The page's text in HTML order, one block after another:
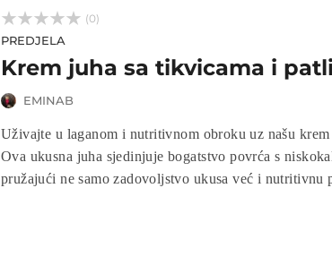


 (0)
PREDJELA
Krem juha sa tikvicama i
EMINAB
Uživajte u laganom i nutritivnom obroku uz našu
Ova ukusna juha sjedinjuje bogatstvo povrća s
pružajući ne samo zadovoljstvo ukusa već i nutritivnu